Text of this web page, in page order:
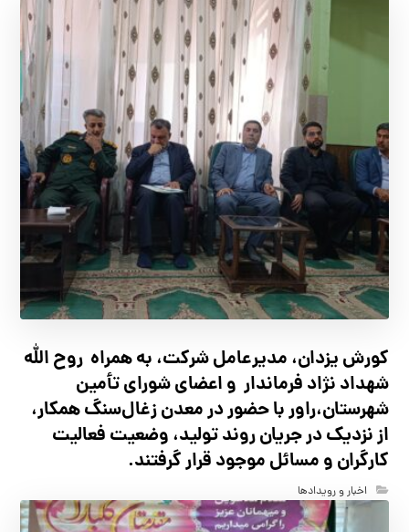
کورش یزدان، مدیرعامل شرکت، به همراه روح الله
شهداد نژاد فرماندار و اعضای شورای تأ‌مین
شهرستان،راور با حضور در معدن زغال‌سنگ همکار،
از نزدیک در جریان روند تولید، وضعیت فعالیت
کارگران و مسائل موجود قرار گرفتند.
اخبار و رویدادها